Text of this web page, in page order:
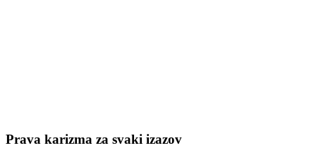
Prava karizma za svaki izazov